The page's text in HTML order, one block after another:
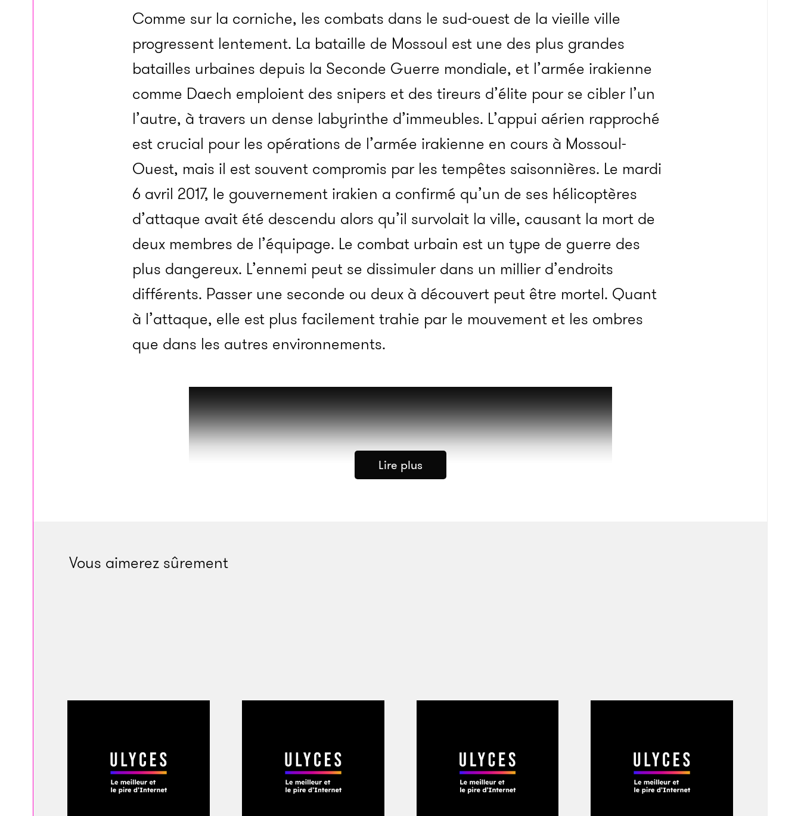
Comme sur la corniche, les combats dans le sud-ouest de la vieille ville
progressent lentement. La bataille de Mossoul est une des plus grandes
batailles urbaines depuis la Seconde Guerre mondiale, et l’armée irakienne
comme Daech emploient des snipers et des tireurs d’élite pour se cibler l’un
l’autre, à travers un dense labyrinthe d’immeubles. L’appui aérien rapproché
est crucial pour les opérations de l’armée irakienne en cours à Mossoul-
Ouest, mais il est souvent compromis par les tempêtes saisonnières. Le mardi
6 avril 2017, le gouvernement irakien a confirmé qu’un de ses hélicoptères
d’attaque avait été descendu alors qu’il survolait la ville, causant la mort de
deux membres de l’équipage. Le combat urbain est un type de guerre des
plus dangereux. L’ennemi peut se dissimuler dans un millier d’endroits
différents. Passer une seconde ou deux à découvert peut être mortel. Quant
à l’attaque, elle est plus facilement trahie par le mouvement et les ombres
que dans les autres environnements.
Lire plus
Vous aimerez sûrement